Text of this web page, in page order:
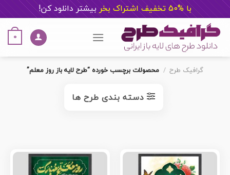
با %50 تخفیف اشتراک بخر بیشتر دانلود کن!
content
0
گرافیک طرح / محصولات برچسب خورده “طرح لایه باز روز معلم”
دسته بندی طرح ها